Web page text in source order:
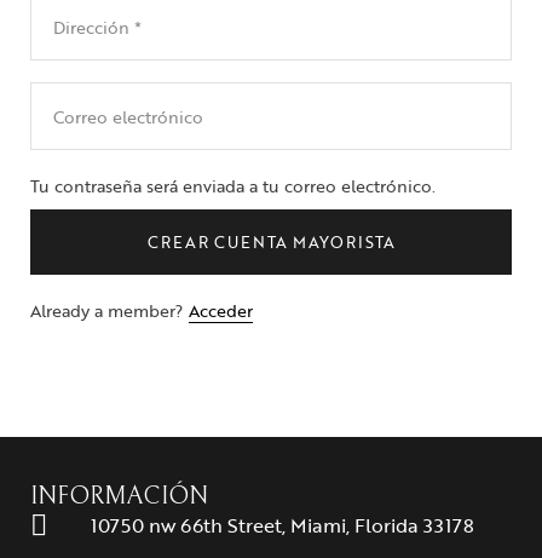
Tu contraseña será enviada a tu correo electrónico.
CREAR CUENTA MAYORISTA
Already a member? Acceder
INFORMACIÓN
10750 nw 66th Street, Miami, Florida 33178